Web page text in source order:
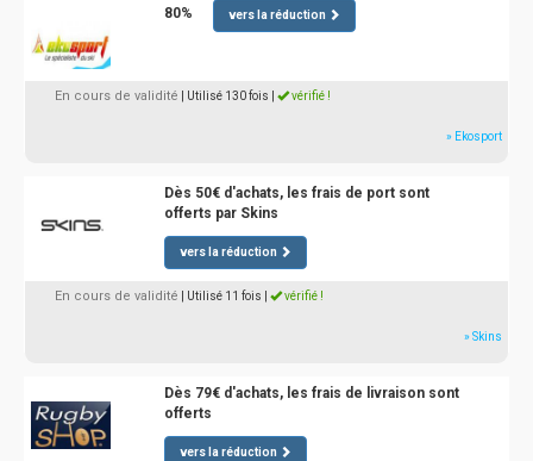
80% vers la réduction
En cours de validité | Utilisé 130 fois vérifié !
» Ekosport
Dès 50€ d'achats, les frais de port sont
offerts par Skins
vers la réduction
En cours de validité | Utilisé 11 fois vérifié !
» Skins
Dès 79€ d'achats, les frais de livraison sont
offerts
vers la réduction